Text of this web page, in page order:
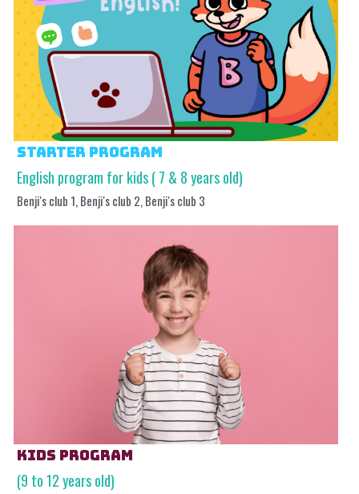
STARTER PROGRAM
English program for kids ( 7 & 8 years old)
Benji's club 1, Benji's club 2, Benji's club 3
KIDS PROGRAM
(9 to 12 years old)